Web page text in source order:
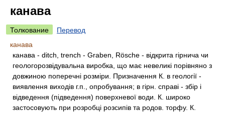
канава
Толкование
Перевод
канава
канава - ditch, trench - Graben, Rösche - відкрита гірнича чи
геологорозвідувальна виробка, що має невеликі порівняно з
довжиною поперечні розміри. Призначення К. в геології -
виявлення виходів г.п., опробування; в гірн. справі - збір і
відведення (підведення) поверхневої води. К. широко
застосовують при розробці розсипів та родов. торфу. К.